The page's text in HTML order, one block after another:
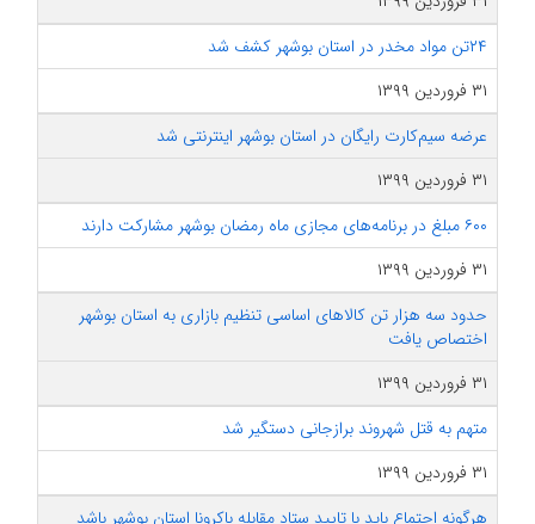
۲۴تن مواد مخدر در استان بوشهر کشف شد
۳۱ فروردین ۱۳۹۹
عرضه سیم‌کارت رایگان در استان بوشهر اینترنتی شد
۳۱ فروردین ۱۳۹۹
۶۰۰ مبلغ در برنامه‌‎های مجازی ماه رمضان بوشهر مشارکت دارند
۳۱ فروردین ۱۳۹۹
حدود سه هزار تن کالاهای اساسی تنظیم بازاری به استان بوشهر
اختصاص یافت
۳۱ فروردین ۱۳۹۹
متهم به قتل شهروند برازجانی دستگیر شد
۳۱ فروردین ۱۳۹۹
هرگونه اجتماع باید با تایید ستاد مقابله باکرونا استان بوشهر باشد